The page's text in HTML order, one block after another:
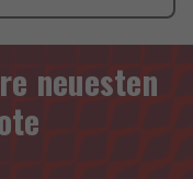
neuesten